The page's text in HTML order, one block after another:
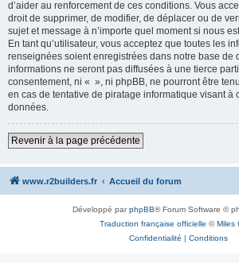
d’aider au renforcement de ces conditions. Vous
droit de supprimer, de modifier, de déplacer ou de
sujet et message à n’importe quel moment si nous
En tant qu’utilisateur, vous acceptez que toutes les
renseignées soient enregistrées dans notre base de
informations ne seront pas diffusées à une tierce
consentement, ni « », ni phpBB, ne pourront être
en cas de tentative de piratage informatique visant à
données.
Revenir à la page précédente
www.r2builders.fr Accueil du forum
Développé parphpBB® Forum Software ©
Traduction française officielle ©Miles
Confidentialité | Conditions